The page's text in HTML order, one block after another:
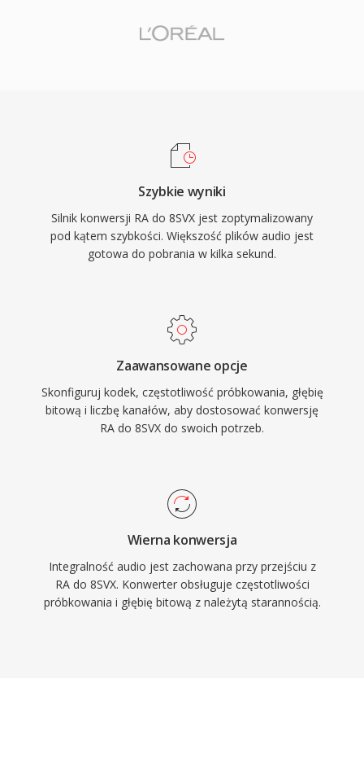
Szybkie wyniki
Silnik konwersji RA do 8SVX jest zoptymalizowany
pod kątem szybkości. Większość plików audio jest
gotowa do pobrania w kilka sekund.
Zaawansowane opcje
Skonfiguruj kodek, częstotliwość próbkowania, głębię
bitową i liczbę kanałów, aby dostosować konwersję
RA do 8SVX do swoich potrzeb.
Wierna konwersja
Integralność audio jest zachowana przy przejściu z
RA do 8SVX. Konwerter obsługuje częstotliwości
próbkowania i głębię bitową z należytą starannością.